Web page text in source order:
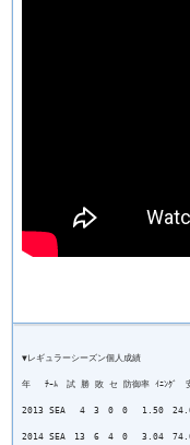
▼レギュラーシーズン個人成績
年 ﾁｰﾑ 試 勝 敗 セ 防御率 ｲﾆﾝｸﾞ
2013 SEA 4 3 0 0 1.50
2014 SEA 13 6 4 0 3.04